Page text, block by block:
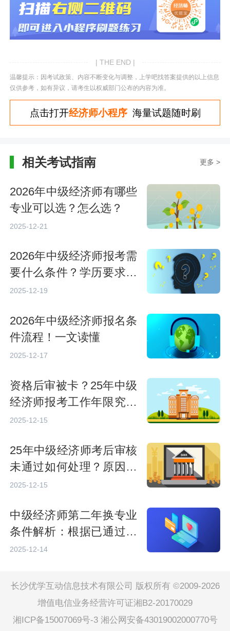
| THE END |
温馨提示：因考试政策、内容不断变化与调整，上学吧找答案提供的以上信息
仅供参考，如有异议，请考生以权威部门公布的内容为准。
点击打开经济师小程序海量试题随时刷
相关考试指南 更多 >
2026年中级经济师有哪些
专业可以选？怎么选？
2025-12-21
2026年中级经济师报考需
要什么条件？学历要求工
作年限全解读
2025-12-19
2026年中级经济师报名条
件流程！一文读懂
2025-12-17
资格后审被卡？25年中级
经济师报考工作年限究竟
怎么算？
2025-12-15
25年中级经济师考后审核
未通过如何处理？原因分
析及补救措施说明
2025-12-15
中级经济师第二年换专业
条件解析：根据已通过科
目判断可行性
2025-12-14
长沙优学互动信息技术有限公司 版权所有 ©2009-2026
增值电信业务经营许可证湘B2-20170029
湘ICP备15007069号-3 湘公网安备43019002000770号